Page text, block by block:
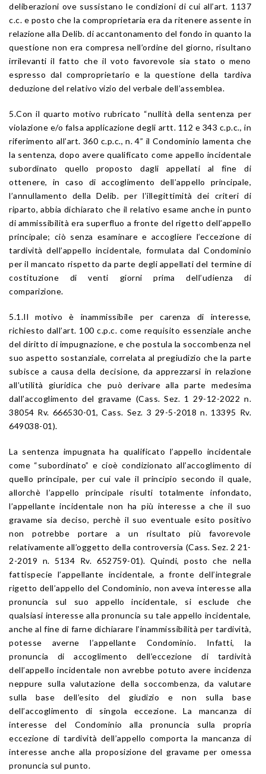
deliberazioni ove sussistano le condizioni di cui all’art. 1137
c.c. e posto che la comproprietaria era da ritenere assente in
relazione alla Delib. di accantonamento del fondo in quanto la
questione non era compresa nell’ordine del giorno, risultano
irrilevanti il fatto che il voto favorevole sia stato o meno
espresso dal comproprietario e la questione della tardiva
deduzione del relativo vizio del verbale dell’assemblea.
5.Con il quarto motivo rubricato “nullità della sentenza per
violazione e/o falsa applicazione degli artt. 112 e 343 c.p.c., in
riferimento all’art. 360 c.p.c., n. 4” il Condominio lamenta che
la sentenza, dopo avere qualificato come appello incidentale
subordinato quello proposto dagli appellati al fine di
ottenere, in caso di accoglimento dell’appello principale,
l’annullamento della Delib. per l’illegittimità dei criteri di
riparto, abbia dichiarato che il relativo esame anche in punto
di ammissibilità era superfluo a fronte del rigetto dell’appello
principale; ciò senza esaminare e accogliere l’eccezione di
tardività dell’appello incidentale, formulata dal Condominio
per il mancato rispetto da parte degli appellati del termine di
costituzione di venti giorni prima dell’udienza di
comparizione.
5.1.Il motivo è inammissibile per carenza di interesse,
richiesto dall’art. 100 c.p.c. come requisito essenziale anche
del diritto di impugnazione, e che postula la soccombenza nel
suo aspetto sostanziale, correlata al pregiudizio che la parte
subisce a causa della decisione, da apprezzarsi in relazione
all’utilità giuridica che può derivare alla parte medesima
dall’accoglimento del gravame (Cass. Sez. 1 29-12-2022 n.
38054 Rv. 666530-01, Cass. Sez. 3 29-5-2018 n. 13395 Rv.
649038-01).
La sentenza impugnata ha qualificato l’appello incidentale
come “subordinato” e cioè condizionato all’accoglimento di
quello principale, per cui vale il principio secondo il quale,
allorchè l’appello principale risulti totalmente infondato,
l’appellante incidentale non ha più interesse a che il suo
gravame sia deciso, perchè il suo eventuale esito positivo
non potrebbe portare a un risultato più favorevole
relativamente all’oggetto della controversia (Cass. Sez. 2 21-
2-2019 n. 5134 Rv. 652759-01). Quindi, posto che nella
fattispecie l’appellante incidentale, a fronte dell’integrale
rigetto dell’appello del Condominio, non aveva interesse alla
pronuncia sul suo appello incidentale, si esclude che
qualsiasi interesse alla pronuncia su tale appello incidentale,
anche al fine di farne dichiarare l’inammissibilità per tardività,
potesse averne l’appellante Condominio. Infatti, la
pronuncia di accoglimento dell’eccezione di tardività
dell’appello incidentale non avrebbe potuto avere incidenza
neppure sulla valutazione della soccombenza, da valutare
sulla base dell’esito del giudizio e non sulla base
dell’accoglimento di singola eccezione. La mancanza di
interesse del Condominio alla pronuncia sulla propria
eccezione di tardività dell’appello comporta la mancanza di
interesse anche alla proposizione del gravame per omessa
pronuncia sul punto.